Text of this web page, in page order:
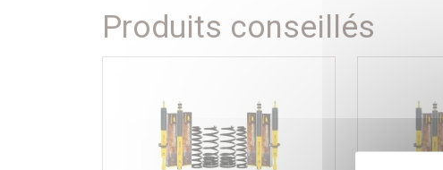
Produits conseillés